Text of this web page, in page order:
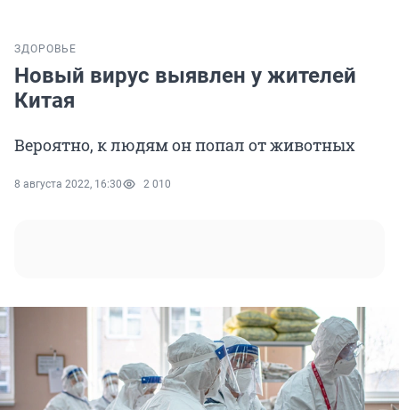
ЗДОРОВЬЕ
Новый вирус выявлен у жителей
Китая
Вероятно, к людям он попал от животных
8 августа 2022, 16:30 2 010